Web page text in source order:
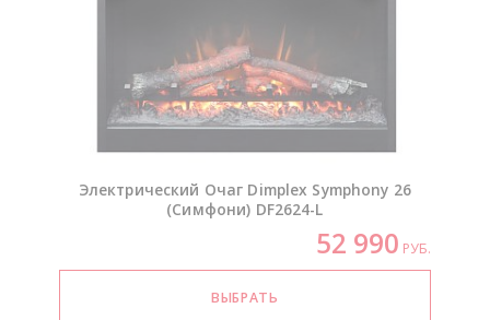
Электрический Очаг Dimplex Symphony 26
(Симфони) DF2624-L
52 990 РУБ.